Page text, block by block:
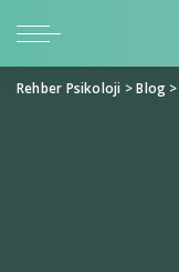
Rehber Psikoloji >Blog >